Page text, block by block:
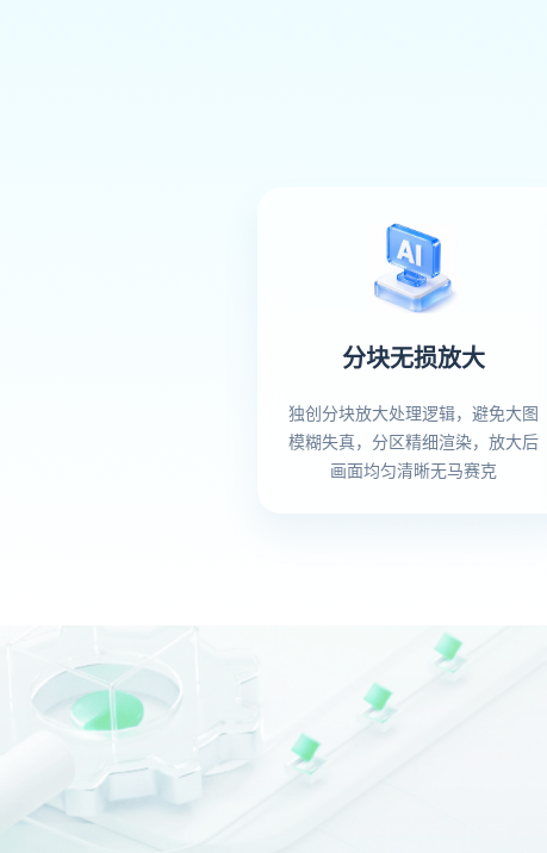
分块无损放大
独创分块放大处理逻辑，避免大图
模糊失真，分区精细渲染，放大后
画面均匀清晰无马赛克